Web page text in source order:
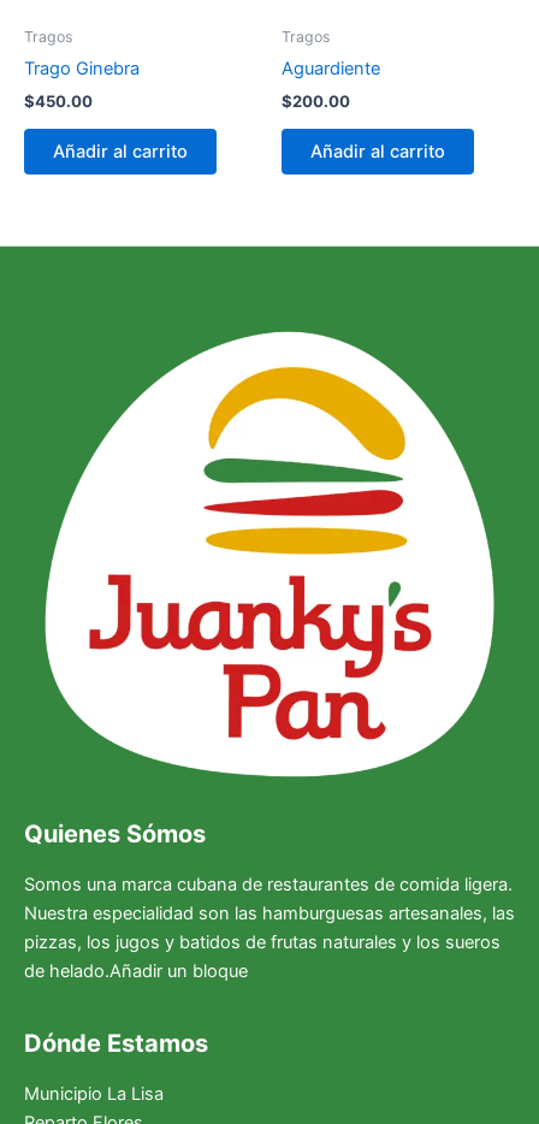
Tragos
Trago Ginebra
$450.00
Añadir al carrito
Tragos
Aguardiente
$200.00
Añadir al carrito
Quienes Sómos
Somos una marca cubana de restaurantes de comida ligera.
Nuestra especialidad son las hamburguesas artesanales, las
pizzas, los jugos y batidos de frutas naturales y los sueros
de helado.Añadir un bloque
Dónde Estamos
Municipio La Lisa